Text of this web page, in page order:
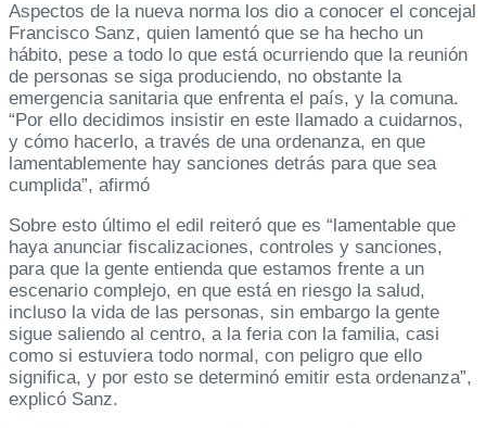
Aspectos de la nueva norma los dio a conocer el concejal
Francisco Sanz, quien lamentó que se ha hecho un
hábito, pese a todo lo que está ocurriendo que la reunión
de personas se siga produciendo, no obstante la
emergencia sanitaria que enfrenta el país, y la comuna.
“Por ello decidimos insistir en este llamado a cuidarnos,
y cómo hacerlo, a través de una ordenanza, en que
lamentablemente hay sanciones detrás para que sea
cumplida”, afirmó
Sobre esto último el edil reiteró que es “lamentable que
haya anunciar fiscalizaciones, controles y sanciones,
para que la gente entienda que estamos frente a un
escenario complejo, en que está en riesgo la salud,
incluso la vida de las personas, sin embargo la gente
sigue saliendo al centro, a la feria con la familia, casi
como si estuviera todo normal, con peligro que ello
significa, y por esto se determinó emitir esta ordenanza”,
explicó Sanz.